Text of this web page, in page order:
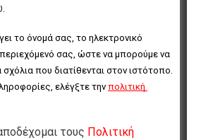
το όνομά σας, το ηλεκτρονικό
σας, ώστε να μπορούμε να
που διατίθενται στον ιστότοπο.
ελέγξτε την πολιτική
τους Πολιτική